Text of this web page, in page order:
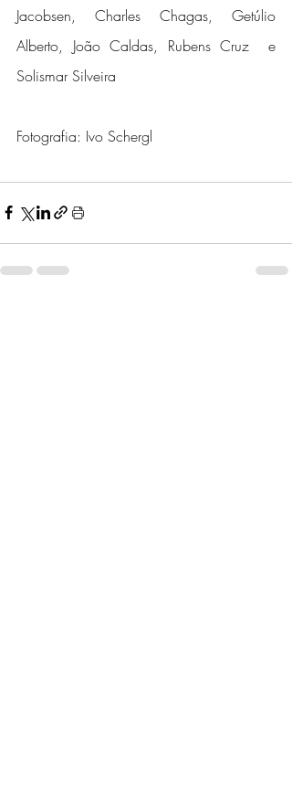
Jacobsen, Charles Chagas, Getúlio
Alberto, João Caldas, Rubens Cruz  e
Solismar Silveira
Fotografia: Ivo Schergl